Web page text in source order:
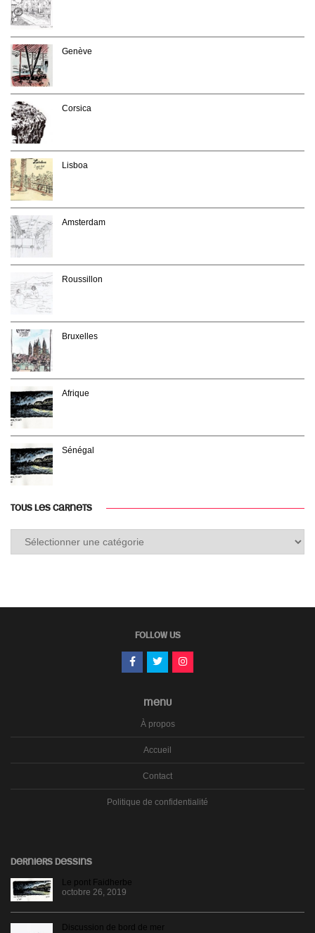
Genève
Corsica
Lisboa
Amsterdam
Roussillon
Bruxelles
Afrique
Sénégal
TOUS LES CARNETS
FOLLOW US
MENU
À propos
Accueil
Contact
Politique de confidentialité
DERNIERS DESSINS
Le pont Faidherbe
octobre 26, 2019
Discussion de bord de mer